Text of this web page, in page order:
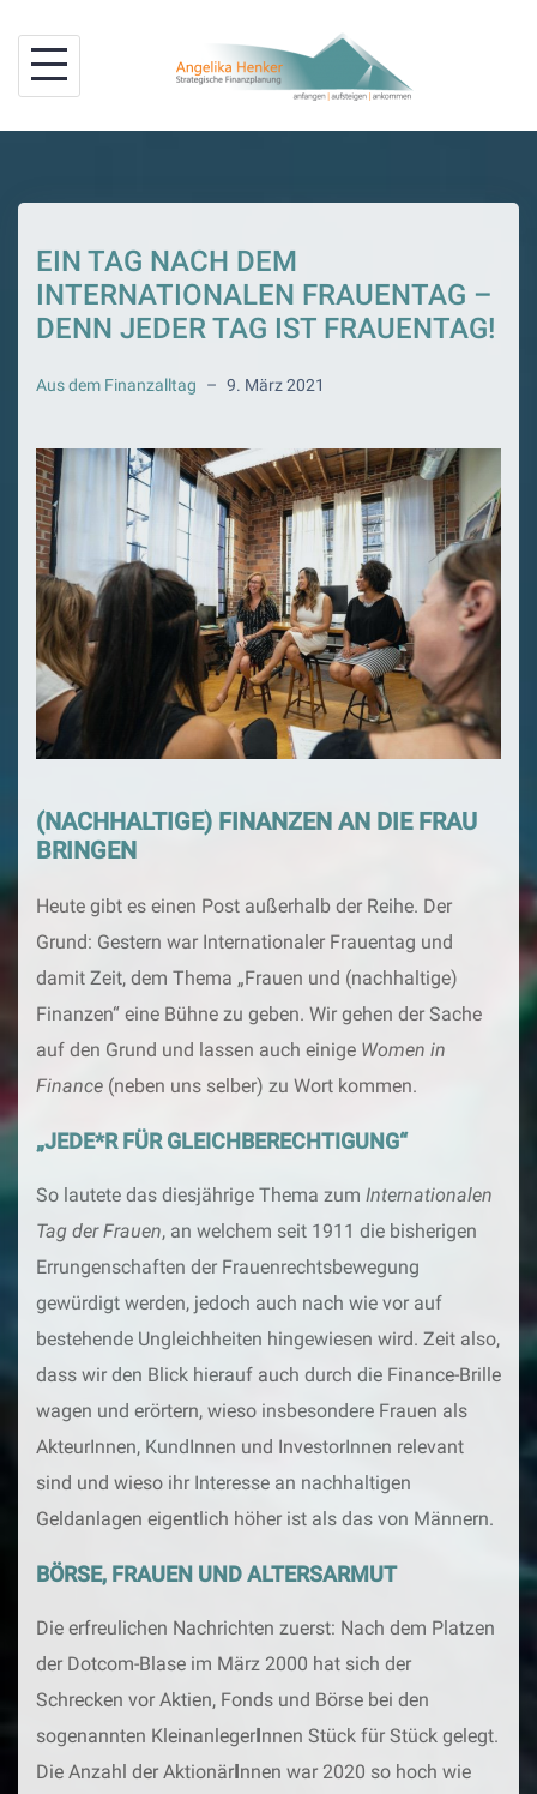
content
EIN TAG NACH DEM
INTERNATIONALEN FRAUENTAG –
DENN JEDER TAG IST FRAUENTAG!
Aus dem Finanzalltag – 9. März 2021
(NACHHALTIGE) FINANZEN AN DIE FRAU
BRINGEN
Heute gibt es einen Post außerhalb der Reihe. Der
Grund: Gestern war Internationaler Frauentag und
damit Zeit, dem Thema „Frauen und (nachhaltige)
Finanzen“ eine Bühne zu geben. Wir gehen der Sache
auf den Grund und lassen auch einige Women in
Finance (neben uns selber) zu Wort kommen.
„JEDE*R FÜR GLEICHBERECHTIGUNG“
So lautete das diesjährige Thema zum Internationalen
Tag der Frauen, an welchem seit 1911 die bisherigen
Errungenschaften der Frauenrechtsbewegung
gewürdigt werden, jedoch auch nach wie vor auf
bestehende Ungleichheiten hingewiesen wird. Zeit also,
dass wir den Blick hierauf auch durch die Finance-Brille
wagen und erörtern, wieso insbesondere Frauen als
AkteurInnen, KundInnen und InvestorInnen relevant
sind und wieso ihr Interesse an nachhaltigen
Geldanlagen eigentlich höher ist als das von Männern.
BÖRSE, FRAUEN UND ALTERSARMUT
Die erfreulichen Nachrichten zuerst: Nach dem Platzen
der Dotcom-Blase im März 2000 hat sich der
Schrecken vor Aktien, Fonds und Börse bei den
sogenannten KleinanlegerInnen Stück für Stück gelegt.
Die Anzahl der AktionärInnen war 2020 so hoch wie